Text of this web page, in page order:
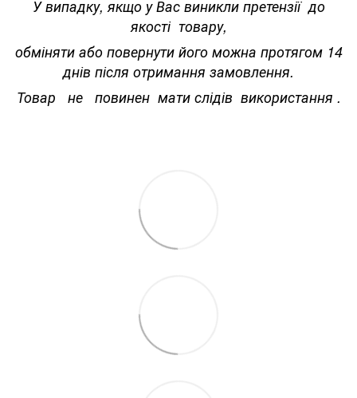
У випадку, якщо у Вас виникли претензії до
якості товару,
обміняти або повернути його можна протягом 14
днів після отримання замовлення.
Товар не повинен мати слідів використання .